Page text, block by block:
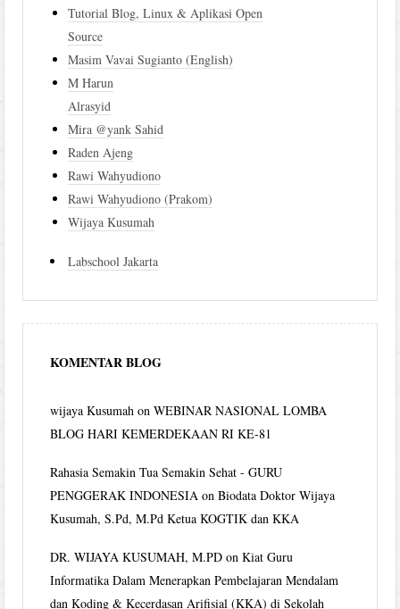
Tutorial Blog, Linux & Aplikasi Open
Source
Masim Vavai Sugianto (English)
M Harun
Alrasyid
Mira @yank Sahid
Raden Ajeng
Rawi Wahyudiono
Rawi Wahyudiono (Prakom)
Wijaya Kusumah
Labschool Jakarta
KOMENTAR BLOG
wijaya Kusumah onWEBINAR NASIONAL LOMBA
BLOG HARI KEMERDEKAAN RI KE-81
Rahasia Semakin Tua Semakin Sehat - GURU
PENGGERAK INDONESIA onBiodata Doktor Wijaya
Kusumah, S.Pd, M.Pd Ketua KOGTIK dan KKA
DR. WIJAYA KUSUMAH, M.PD onKiat Guru
Informatika Dalam Menerapkan Pembelajaran Mendalam
dan Koding & Kecerdasan Arifisial (KKA) di Sekolah